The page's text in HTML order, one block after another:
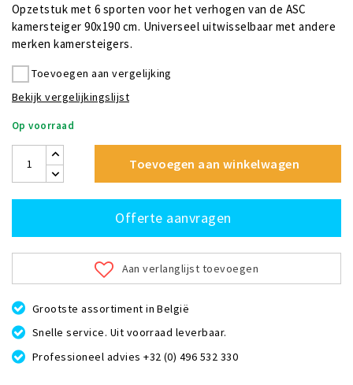
Opzetstuk met 6 sporten voor het verhogen van de ASC
kamersteiger 90x190 cm. Universeel uitwisselbaar met andere
merken kamersteigers.
Toevoegen aan vergelijking
Bekijk vergelijkingslijst
Op voorraad
Toevoegen aan winkelwagen
Offerte aanvragen
Aan verlanglijst toevoegen
Grootste assortiment in België
Snelle service. Uit voorraad leverbaar.
Professioneel advies +32 (0) 496 532 330